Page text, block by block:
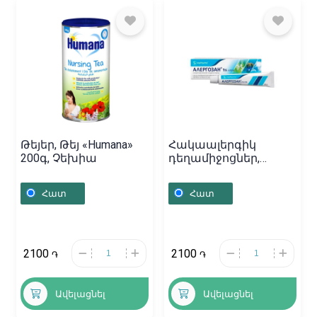
Թեյեր, Թեյ «Humana»
200գ, Չեխիա
Հատ
2100 ֏
Ավելացնել
Հակաալերգիկ
դեղամիջոցներ,
18գ, Բուլղարիա
Հատ
2100 ֏
Ավելացնել